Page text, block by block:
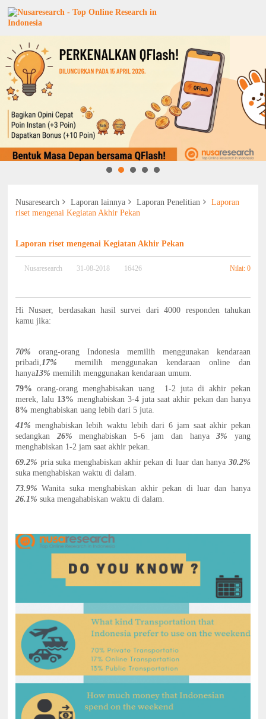
Nusaresearch Laporan lainnya Laporan Penelitian
Laporan
riset mengenai Kegiatan Akhir Pekan
Laporan riset mengenai Kegiatan Akhir Pekan
Nusaresearch 31-08-2018 16426 Nilai: 0
Hi Nusaer, berdasakan hasil survei dari 4000 responden tahukan
kamu jika:
70% orang-orang Indonesia memilih menggunakan kendaraan
pribadi,17% memilih menggunakan kendaraan online dan
hanya13% memilih menggunakan kendaraan umum.
79% orang-orang menghabisakan uang 1-2 juta di akhir pekan
merek, lalu 13% menghabiskan 3-4 juta saat akhir pekan dan hanya
8% menghabiskan uang lebih dari 5 juta.
41% menghabiskan lebih waktu lebih dari 6 jam saat akhir pekan
sedangkan 26% menghabiskan 5-6 jam dan hanya3% yang
menghabiskan 1-2 jam saat akhir pekan.
69.2% pria suka menghabiskan akhir pekan di luar dan hanya 30.2%
suka menghabiskan waktu di dalam.
73.9% Wanita suka menghabiskan akhir pekan di luar dan hanya
26.1% suka mengahabiskan waktu di dalam.